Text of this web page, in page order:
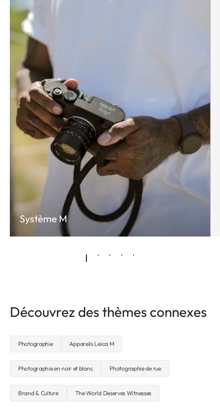
Système M
Découvrez des thèmes connexes
Photographie Appareils Leica M
Photographie en noir et blanc Photographie de rue
Brand & Culture The World Deserves Witnesses